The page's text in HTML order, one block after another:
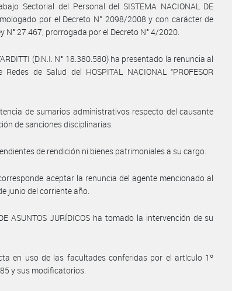
Sectorial del Personal del SISTEMA NACIONAL DE
por el Decreto N° 2098/2008 y con carácter de
N° 27.467, prorrogada por el Decreto N° 4/2020.
(D.N.I. N° 18.380.580) ha presentado la renuncia al
de Salud del HOSPITAL NACIONAL “PROFESOR
de sumarios administrativos respecto del causante
de sanciones disciplinarias.
de rendición ni bienes patrimoniales a su cargo.
aceptar la renuncia del agente mencionado al
junio del corriente año.
ASUNTOS JURÍDICOS ha tomado la intervención de su
en uso de las facultades conferidas por el artículo 1º
y sus modificatorios.